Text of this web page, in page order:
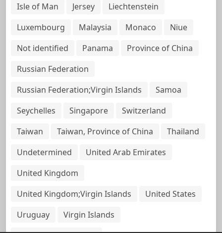
Isle of Man
Jersey
Liechtenstein
Luxembourg
Malaysia Monaco
Niue
Not identified
Panama
Province of China
Russian Federation
Russian Federation;Virgin Islands
Samoa
Seychelles
Singapore
Switzerland
Taiwan
Taiwan, Province of China
Thailand
Undetermined
United Arab Emirates
United Kingdom
United Kingdom;Virgin Islands
United States
Uruguay
Virgin Islands